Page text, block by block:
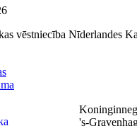
vēstniecība Nīderlandes
's-